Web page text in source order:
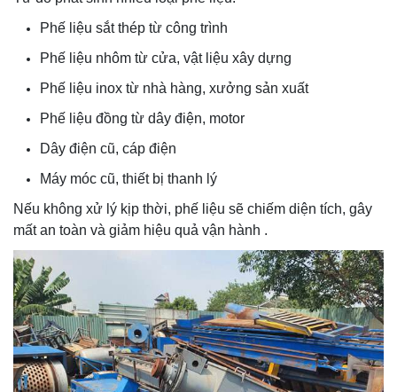
Phế liệu sắt thép từ công trình
Phế liệu nhôm từ cửa, vật liệu xây dựng
Phế liệu inox từ nhà hàng, xưởng sản xuất
Phế liệu đồng từ dây điện, motor
Dây điện cũ, cáp điện
Máy móc cũ, thiết bị thanh lý
Nếu không xử lý kịp thời, phế liệu sẽ chiếm diện tích, gây
mất an toàn và giảm hiệu quả vận hành .